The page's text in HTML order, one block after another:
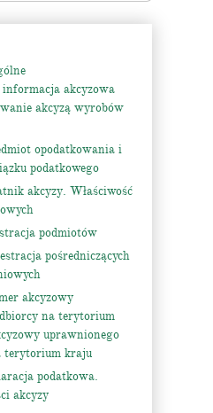
akcyzowa
akcyzą wyrobów
opodatkowania i
podatkowego
akcyzy. Właściwość
podmiotów
pośredniczących
akcyzowy
na terytorium
uprawnionego
terytorium kraju
podatkowa.
akcyzy